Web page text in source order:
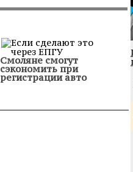
Смоляне смогут
сэкономить при
регистрации авто